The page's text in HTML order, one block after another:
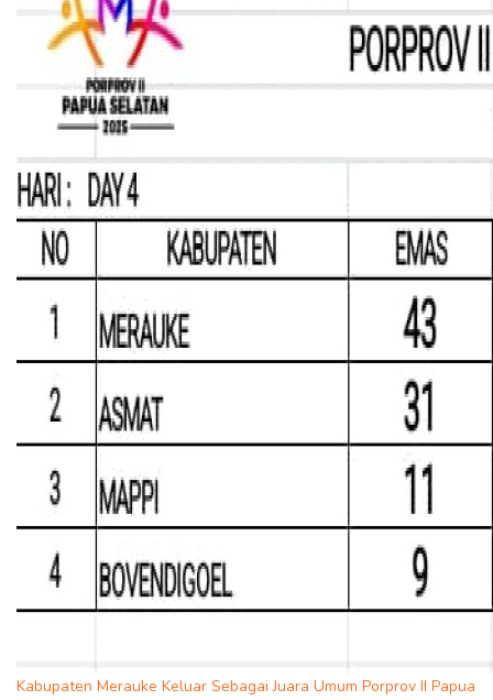
Kabupaten Merauke Keluar Sebagai Juara Umum Porprov II Papua